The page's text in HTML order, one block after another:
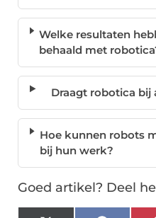
Welke resultaten
behaald met
Draagt robotica bij
Hoe kunnen robots
bij hun werk?
Goed artikel? Deel